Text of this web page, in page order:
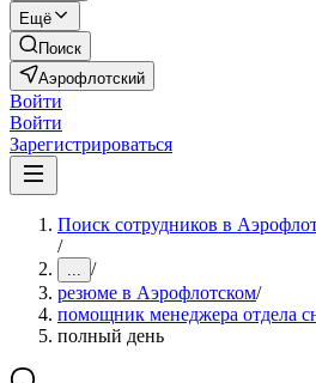
Ещё
Поиск
Аэрофлотский
Войти
Войти
Зарегистрироваться
Поиск сотрудников в
/
... /
резюме в Аэрофлотском/
помощник менеджера отдела
полный день